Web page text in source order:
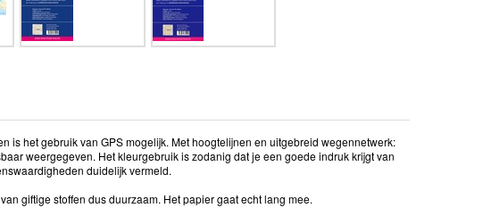
is het gebruik van GPS mogelijk. Met hoogtelijnen en uitgebreid wegennetwerk:
weergegeven. Het kleurgebruik is zodanig dat je een goede indruk krijgt van
duidelijk vermeld.
giftige stoffen dus duurzaam. Het papier gaat echt lang mee.